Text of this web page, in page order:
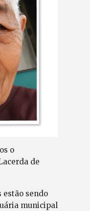
o
de
estão sendo
municipal